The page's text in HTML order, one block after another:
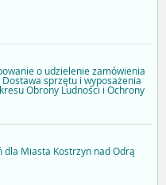
o udzielenie zamówienia
sprzętu i wyposażenia
Obrony Ludności i Ochrony
Miasta Kostrzyn nad Odrą